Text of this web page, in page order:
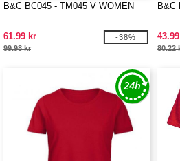
B&C BC045 - TM045 V WOMEN
61.99 kr
99.98 kr
-38%
B&C
80.22